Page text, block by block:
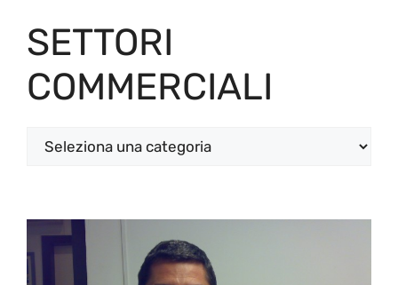
SETTORI
COMMERCIALI
Categorie